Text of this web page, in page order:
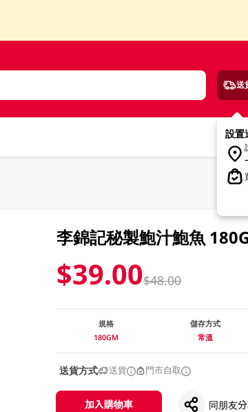
送
設置
李錦記秘製鮑汁鮑魚
$39.00$48.00
規格
180GM
儲存方式
常溫
送貨方式 送貨 門市自取
加入購物車 同朋友